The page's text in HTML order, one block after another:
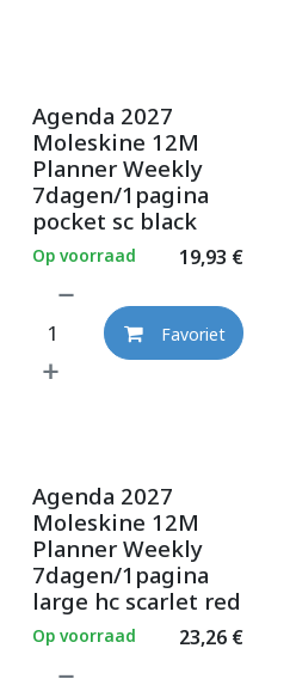
Agenda 2027
Moleskine 12M
Planner Weekly
7dagen/1pagina
pocket sc black
19,93 €
Op voorraad
Favoriet
Agenda 2027
Moleskine 12M
Planner Weekly
7dagen/1pagina
large hc scarlet red
23,26€
Op voorraad